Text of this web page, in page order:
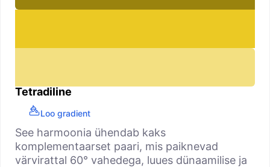
Tetradiline
Loo gradient
See harmoonia ühendab kaks
komplementaarset paari, mis paiknevad
värvirattal 60° vahedega, luues dünaamilise ja